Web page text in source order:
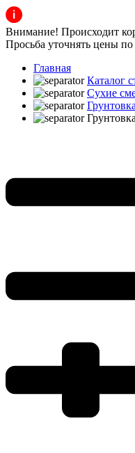
Внимание! Происходит
Просьба уточнять цены по
Главная
Каталог
Сухие
Грунтовка